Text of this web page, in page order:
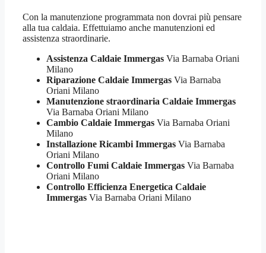
Con la manutenzione programmata non dovrai più pensare
alla tua caldaia. Effettuiamo anche manutenzioni ed
assistenza straordinarie.
Assistenza Caldaie Immergas Via Barnaba Oriani
Milano
Riparazione Caldaie Immergas Via Barnaba
Oriani Milano
Manutenzione straordinaria Caldaie Immergas
Via Barnaba Oriani Milano
Cambio Caldaie Immergas Via Barnaba Oriani
Milano
Installazione Ricambi Immergas Via Barnaba
Oriani Milano
Controllo Fumi Caldaie Immergas Via Barnaba
Oriani Milano
Controllo Efficienza Energetica Caldaie
Immergas Via Barnaba Oriani Milano